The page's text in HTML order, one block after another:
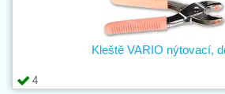
4
Kleště VARIO nýtovací,